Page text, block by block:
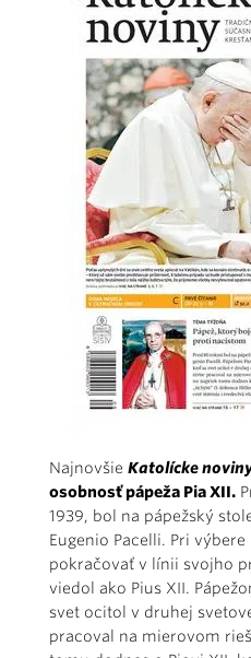
Najnovšie Katolícke
osobnosť pápeža Pia XII.
1939, bol na pápežský
Eugenio Pacelli. Pri
pokračovať v línii svojho
viedol ako Pius XII.
svet ocitol v druhej
pracoval na mierovom